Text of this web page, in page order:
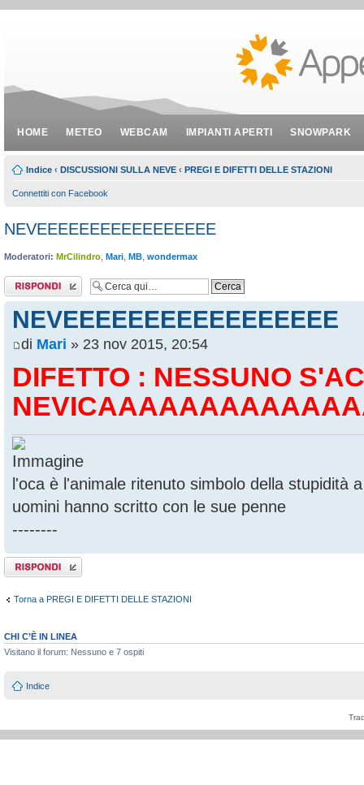
HOME METEO WEBCAM IMPIANTI APERTI SNOWPARK
Indice ‹ DISCUSSIONI SULLA NEVE ‹ PREGI E DIFETTI DELLE STAZIONI
Connettiti con Facebook
NEVEEEEEEEEEEEEEEEEE
Moderatori: MrCilindro Mari MB wondermax
Rispondi al
messaggio
NEVEEEEEEEEEEEEEEEEE
di Mari » 23 nov 2015, 20:54
DIFETTO : NESSUNO
l'oca è l'animale ritenuto simbolo della stupidità
uomini hanno scritto con le sue penne
--------
Rispondi al
messaggio
Torna a PREGI E DIFETTI DELLE STAZIONI
CHI C’È IN LINEA
Visitano il forum: Nessuno e 7 ospiti
Indice